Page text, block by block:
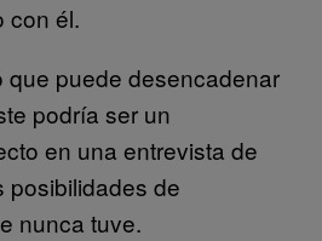
con él.
que puede desencadenar
podría ser un
en una entrevista de
posibilidades de
nunca tuve.